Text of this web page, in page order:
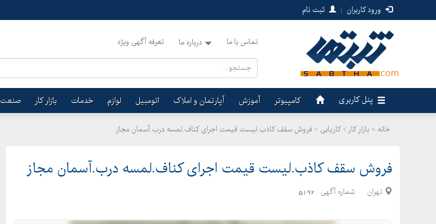
ورود کاربران | ثبت نام
تماس با ما درباره ما تعرفه آگهی ویژه
پنل کاربری کامپیوتر آموزش آپارتمان و املاک اتومبیل لوازم خدمات بازار کار صنعت
خانه > بازار کار >کاریابی > فروش سقف کاذب.لیست قیمت اجرای کناف.لمسه درب.آسمان مجاز
فروش سقف کاذب.لیست قیمت اجرای کناف.لمسه درب.آسمان مجاز
تهران شماره آگهی : 5192